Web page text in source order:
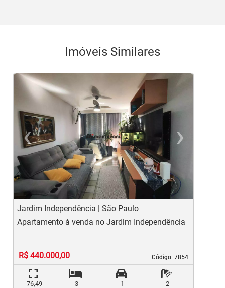
Imóveis Similares
‹
Previous
›
Jardim Independência | São Paulo
Código. 7854
Código. 7854
Apartamento à venda no Jardim Independência
R$ 440.000,00
76,49
3
1
2